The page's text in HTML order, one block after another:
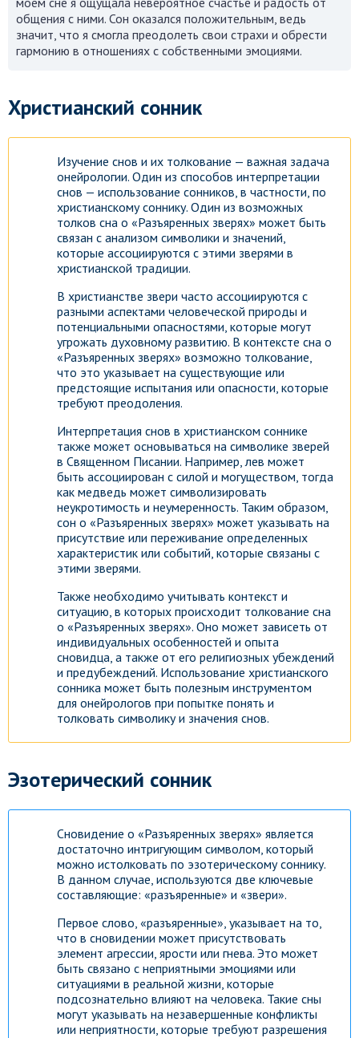
общения с ними. Сон оказался положительным, ведь
значит, что я смогла преодолеть свои страхи и обрести
гармонию в отношениях с собственными эмоциями.
Христианский сонник
Изучение снов и их толкование — важная задача
онейрологии. Один из способов интерпретации
снов — использование сонников, в частности, по
христианскому соннику. Один из возможных
толков сна о «Разъяренных зверях» может быть
связан с анализом символики и значений,
которые ассоциируются с этими зверями в
христианской традиции.
В христианстве звери часто ассоциируются с
разными аспектами человеческой природы и
потенциальными опасностями, которые могут
угрожать духовному развитию. В контексте сна о
«Разъяренных зверях» возможно толкование,
что это указывает на существующие или
предстоящие испытания или опасности, которые
требуют преодоления.
Интерпретация снов в христианском соннике
также может основываться на символике зверей
в Священном Писании. Например, лев может
быть ассоциирован с силой и могуществом, тогда
как медведь может символизировать
неукротимость и неумеренность. Таким образом,
сон о «Разъяренных зверях» может указывать на
присутствие или переживание определенных
характеристик или событий, которые связаны с
этими зверями.
Также необходимо учитывать контекст и
ситуацию, в которых происходит толкование сна
о «Разъяренных зверях». Оно может зависеть от
индивидуальных особенностей и опыта
сновидца, а также от его религиозных убеждений
и предубеждений. Использование христианского
сонника может быть полезным инструментом
для онейрологов при попытке понять и
толковать символику и значения снов.
Эзотерический сонник
Сновидение о «Разъяренных зверях» является
достаточно интригующим символом, который
можно истолковать по эзотерическому соннику.
В данном случае, используются две ключевые
составляющие: «разъяренные» и «звери».
Первое слово, «разъяренные», указывает на то,
что в сновидении может присутствовать
элемент агрессии, ярости или гнева. Это может
быть связано с неприятными эмоциями или
ситуациями в реальной жизни, которые
подсознательно влияют на человека. Такие сны
могут указывать на незавершенные конфликты
или неприятности, которые требуют разрешения